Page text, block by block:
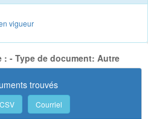
vigueur
: - Type de document: Autre
trouvés
CSV Courriel